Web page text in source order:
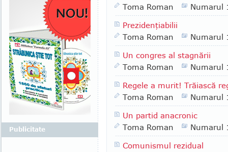
Toma Roman
Numarul
Prezidenţiabilii
Toma Roman
Numarul
Un congres al stagnării
Toma Roman
Numarul
Regele a murit! Trăiască
Toma Roman
Numarul
Un partid anacronic
Toma Roman
Numarul
Comunismul rezidual
Publicitate